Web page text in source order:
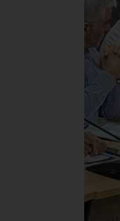
ΕΦΗΜΕΡΙΔΕΣ
OΔΗΓΟΣ
ΨΙΘΥΡΟΙ
ΑΠΟΣΤΟΛΗ
ΑΡΘΡΩΝ